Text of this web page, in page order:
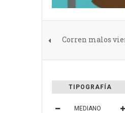
Corren malos
TIPOGRAFÍA
MEDIANO